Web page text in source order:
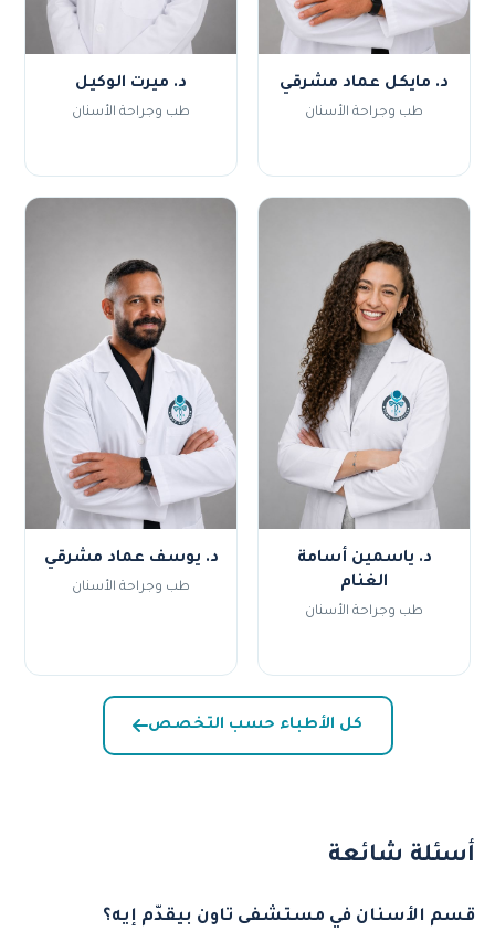
د. مايكل عماد مشرقي
طب وجراحة الأسنان
د. ميرت الوكيل
طب وجراحة الأسنان
د. ياسمين أسامة
الغنام
طب وجراحة الأسنان
د. يوسف عماد مشرقي
طب وجراحة الأسنان
كل الأطباء حسب التخصص
أسئلة شائعة
قسم الأسنان في مستشفى تاون بيقدّم إيه؟